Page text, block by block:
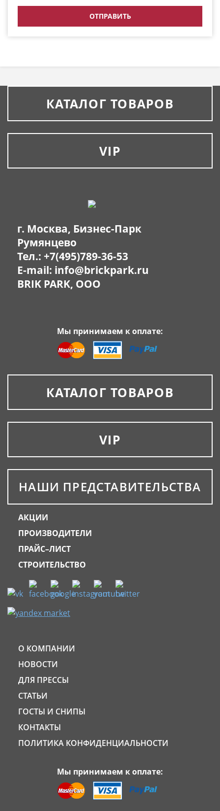
КАТАЛОГ ТОВАРОВ
VIP
г. Москва, Бизнес-Парк
Румянцево
Тел.: +7(495)789-36-53
E-mail: info@brickpark.ru
BRIK PARK, OOO
Мы принимаем к оплате:
КАТАЛОГ ТОВАРОВ
VIP
НАШИ ПРЕДСТАВИТЕЛЬСТВА
АКЦИИ
ПРОИЗВОДИТЕЛИ
ПРАЙС–ЛИСТ
СТРОИТЕЛЬСТВО
О КОМПАНИИ
НОВОСТИ
ДЛЯ ПРЕССЫ
СТАТЬИ
ГОСТЫ И СНИПЫ
КОНТАКТЫ
ПОЛИТИКА КОНФИДЕНЦИАЛЬНОСТИ
Мы принимаем к оплате: